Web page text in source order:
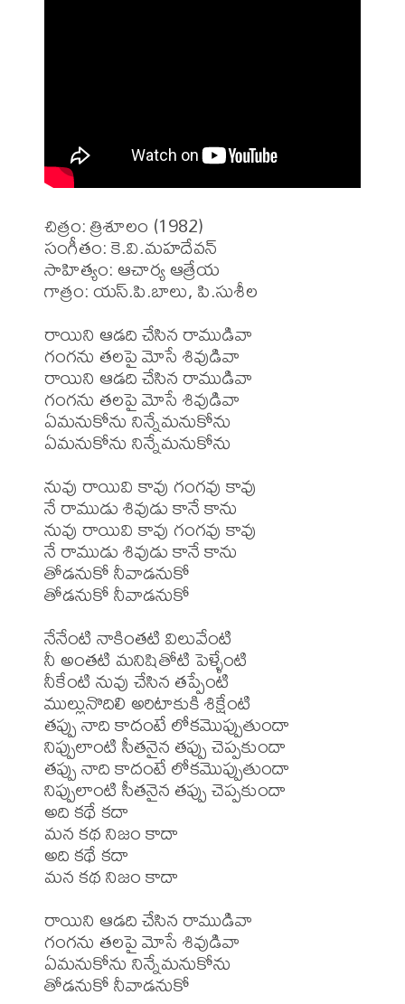
చిత్రం: త్రిశూలం (1982)
సంగీతం: కె.వి.మహదేవన్
సాహిత్యం: ఆచార్య ఆత్రేయ
గాత్రం: యస్.పి.బాలు, పి.సుశీల
రాయిని ఆడది చేసిన రాముడివా
గంగను తలపై మోసే శివుడివా
రాయిని ఆడది చేసిన రాముడివా
గంగను తలపై మోసే శివుడివా
ఏమనుకోను నిన్నేమనుకోను
ఏమనుకోను నిన్నేమనుకోను
నువు రాయివి కావు గంగవు కావు
నే రాముడు శివుడు కానే కాను
నువు రాయివి కావు గంగవు కావు
నే రాముడు శివుడు కానే కాను
తోడనుకో నీవాడనుకో
తోడనుకో నీవాడనుకో
నేనేంటి నాకింతటి విలువేంటి
నీ అంతటి మనిషితోటి పెళ్ళేంటి
నీకేంటి నువు చేసిన తప్పేంటి
ముల్లునొదిలి అరిటాకుకి శిక్షేంటి
తప్పు నాది కాదంటే లోకమొప్పుతుందా
నిప్పులాంటి సీతనైన తప్పు చెప్పకుందా
తప్పు నాది కాదంటే లోకమొప్పుతుందా
నిప్పులాంటి సీతనైన తప్పు చెప్పకుందా
అది కథే కదా
మన కథ నిజం కాదా
అది కథే కదా
మన కథ నిజం కాదా
రాయిని ఆడది చేసిన రాముడివా
గంగను తలపై మోసే శివుడివా
ఏమనుకోను నిన్నేమనుకోను
తోడనుకో నీవాడనుకో